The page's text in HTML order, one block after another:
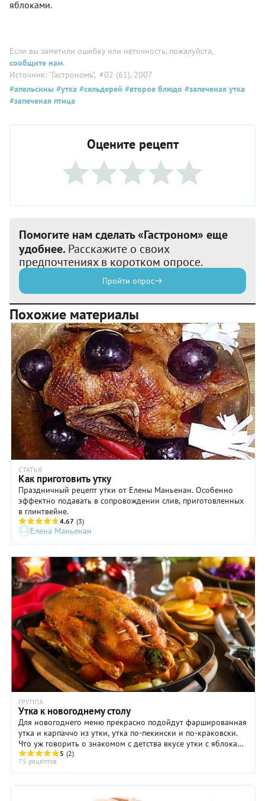
яблоками.
Если вы заметили ошибку или неточность, пожалуйста,
сообщите нам.
Источник: "Гастрономъ", #02 (61), 2007
#апельсины #утка #сельдерей #второе блюдо #запеченая утка
#запеченая птица
Оцените рецепт
Помогите нам сделать «Гастроном» еще
удобнее. Расскажите о своих
предпочтениях в коротком опросе.
Пройти опрос
Похожие материалы
СТАТЬЯ
Как приготовить утку
Праздничный рецепт утки от Елены Маньенан. Особенно
эффектно подавать в сопровождении слив, приготовленных
в глинтвейне.
4.67 (3)
Елена Маньенан
ГРУППА
Утка к новогоднему столу
Для новогоднего меню прекрасно подойдут фаршированная
утка и карпаччо из утки, утка по-пекински и по-краковски.
Что уж говорить о знакомом с детства вкусе утки с яблоками
– их, кстати, вполне можно ...
5 (2)
75 рецептов